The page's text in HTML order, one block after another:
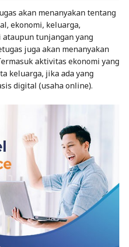
akan menanyakan tentang
ekonomi, keluarga,
tunjangan yang
juga akan menanyakan
aktivitas ekonomi yang
keluarga, jika ada yang
digital (usaha online).